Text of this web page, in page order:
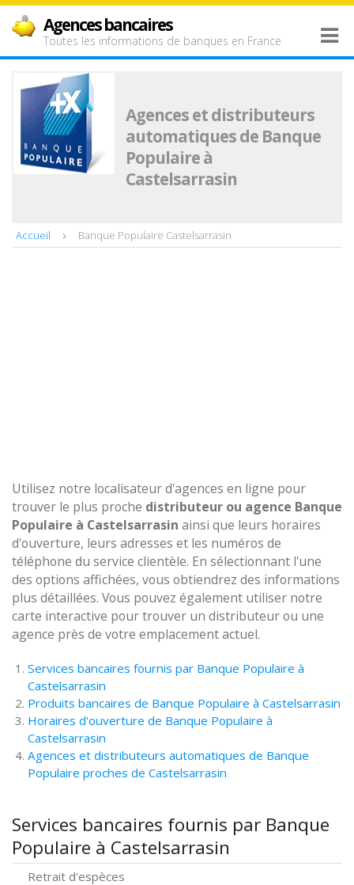
Agences bancaires
Toutes les informations de banques en France
Agences et distributeurs
automatiques de Banque
Populaire à
Castelsarrasin
Accueil Banque Populaire Castelsarrasin
Utilisez notre localisateur d'agences en ligne pour
trouver le plus proche distributeur ou agence Banque
Populaire à Castelsarrasin ainsi que leurs horaires
d'ouverture, leurs adresses et les numéros de
téléphone du service clientèle. En sélectionnant l'une
des options affichées, vous obtiendrez des informations
plus détaillées. Vous pouvez également utiliser notre
carte interactive pour trouver un distributeur ou une
agence près de votre emplacement actuel.
Services bancaires fournis par Banque Populaire à
Castelsarrasin
Produits bancaires de Banque Populaire à Castelsarrasin
Horaires d'ouverture de Banque Populaire à
Castelsarrasin
Agences et distributeurs automatiques de Banque
Populaire proches de Castelsarrasin
Services bancaires fournis par Banque
Populaire à Castelsarrasin
Retrait d'espèces